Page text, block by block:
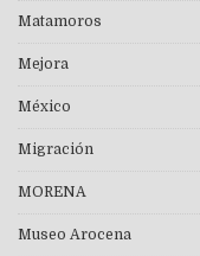
Matamoros
Mejora
México
Migración
MORENA
Museo Arocena